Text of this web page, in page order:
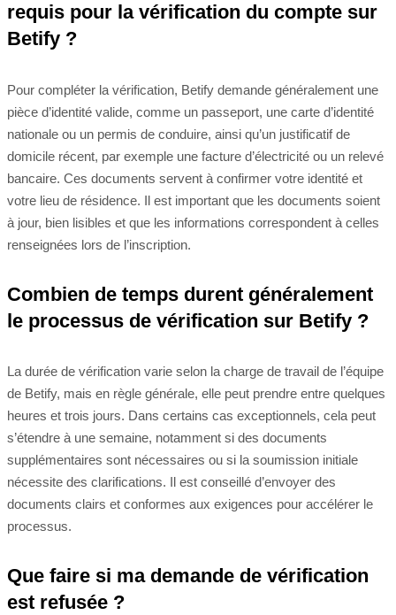
requis pour la vérification du compte sur
Betify ?
Pour compléter la vérification, Betify demande généralement une
pièce d’identité valide, comme un passeport, une carte d’identité
nationale ou un permis de conduire, ainsi qu’un justificatif de
domicile récent, par exemple une facture d’électricité ou un relevé
bancaire. Ces documents servent à confirmer votre identité et
votre lieu de résidence. Il est important que les documents soient
à jour, bien lisibles et que les informations correspondent à celles
renseignées lors de l’inscription.
Combien de temps durent généralement
le processus de vérification sur Betify ?
La durée de vérification varie selon la charge de travail de l’équipe
de Betify, mais en règle générale, elle peut prendre entre quelques
heures et trois jours. Dans certains cas exceptionnels, cela peut
s’étendre à une semaine, notamment si des documents
supplémentaires sont nécessaires ou si la soumission initiale
nécessite des clarifications. Il est conseillé d’envoyer des
documents clairs et conformes aux exigences pour accélérer le
processus.
Que faire si ma demande de vérification
est refusée ?